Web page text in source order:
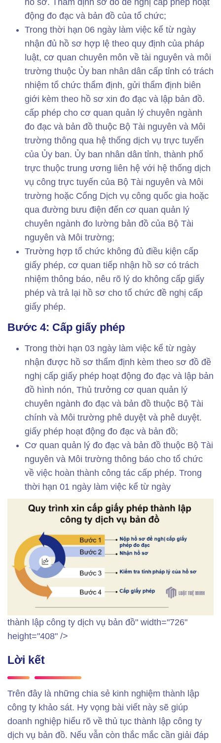
hồ sơ. Thẩm định sơ đồ đề nghị cấp phép hoạt
động đo đạc và bản đồ của tổ chức;
Trong thời hạn 06 ngày làm việc kể từ ngày
nhận đủ hồ sơ hợp lệ theo quy định của pháp
luật, cơ quan chuyên môn về tài nguyên và môi
trường thuộc Ủy ban nhân dân cấp tỉnh có trách
nhiệm tổ chức thẩm định, gửi thẩm định biên
giới kèm theo hồ sơ xin đo đạc và lập bản đồ.
cấp phép cho cơ quan quản lý chuyên ngành
đo đạc và bản đồ thuộc Bộ Tài nguyên và Môi
trường thông qua hệ thống dịch vụ trực tuyến
của Ủy ban. Ủy ban nhân dân tỉnh, thành phố
trực thuộc trung ương liên hệ với hệ thống dịch
vụ công trực tuyến của Bộ Tài nguyên và Môi
trường hoặc Cổng Dịch vụ công quốc gia hoặc
qua đường bưu điện đến cơ quan quản lý
chuyên ngành đo lường bản đồ của Bộ Tài
nguyên và Môi trường;
Trường hợp tổ chức không đủ điều kiện cấp
giấy phép, cơ quan tiếp nhận hồ sơ có trách
nhiệm thông báo, nêu rõ lý do không cấp giấy
phép và trả lại hồ sơ cho tổ chức đề nghị cấp
giấy phép.
Bước 4: Cấp giấy phép
Trong thời hạn 03 ngày làm việc kể từ ngày
nhận được hồ sơ thẩm định kèm theo sơ đồ đề
nghị cấp giấy phép hoạt động đo đạc và lập bản
đồ hình nón, Thủ trưởng cơ quan quản lý
chuyên ngành đo đạc và bản đồ thuộc Bộ Tài
chính và Môi trường phê duyệt và phê duyệt.
giấy phép hoạt động đo đạc và bản đồ;
Cơ quan quản lý đo đạc và bản đồ thuộc Bộ Tài
nguyên và Môi trường thông báo cho tổ chức
về việc hoàn thành công tác cấp phép. Trong
thời hạn 01 ngày làm việc kể từ ngày
thành lập công ty dịch vụ bản đồ" width="726"
height="408" />
Lời kết
Trên đây là những chia sẻ kinh nghiệm thành lập
công ty khảo sát. Hy vọng bài viết này sẽ giúp
doanh nghiệp hiểu rõ về thủ tục thành lập công ty
dịch vụ bản đồ. Nếu vẫn còn thắc mắc cần giải đáp